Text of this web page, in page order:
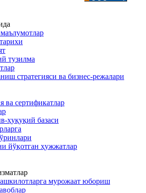
тузилма
стратегияси ва бизнес-режалари
ва сертификатлар
ҳуқуқий базаси
йўқотган ҳужжатлар
мурожаат юбориш